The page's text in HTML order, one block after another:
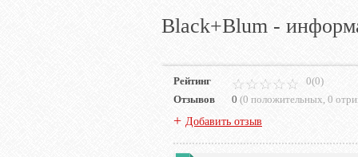
Black+Blum -
Рейтинг
0(0)
Отзывов
0 (0 положительных 0
+ Добавить отзыв